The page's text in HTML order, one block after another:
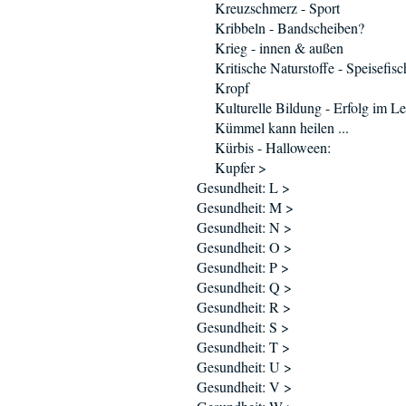
Kreuzschmerz - Sport
Kribbeln - Bandscheiben?
Krieg - innen & außen
Kritische Naturstoffe -
Kropf
Kulturelle Bildung - Erfolg im
Kümmel kann heilen ...
Kürbis - Halloween:
Kupfer >
Gesundheit: L >
Gesundheit: M >
Gesundheit: N >
Gesundheit: O >
Gesundheit: P >
Gesundheit: Q >
Gesundheit: R >
Gesundheit: S >
Gesundheit: T >
Gesundheit: U >
Gesundheit: V >